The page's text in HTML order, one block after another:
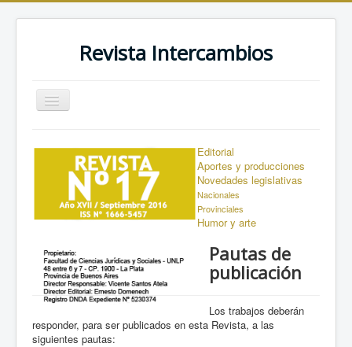
Revista Intercambios
Toggle
Navigation
Contacto
Editores
Acerca del IDP
Números Anteriores
Editorial
Aportes y producciones
Novedades legislativas
Nacionales
Provinciales
Humor y arte
Pautas de
publicación
Los trabajos deberán
responder, para ser publicados en esta Revista, a las
siguientes pautas: